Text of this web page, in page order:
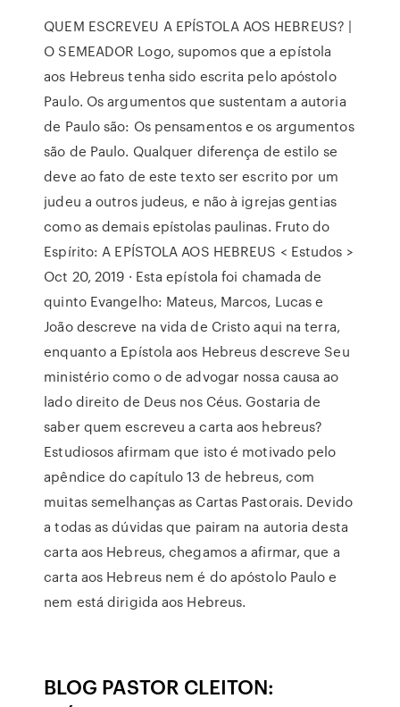
QUEM ESCREVEU A EPÍSTOLA AOS HEBREUS? |
O SEMEADOR Logo, supomos que a epístola
aos Hebreus tenha sido escrita pelo apóstolo
Paulo. Os argumentos que sustentam a autoria
de Paulo são: Os pensamentos e os argumentos
são de Paulo. Qualquer diferença de estilo se
deve ao fato de este texto ser escrito por um
judeu a outros judeus, e não à igrejas gentias
como as demais epístolas paulinas. Fruto do
Espírito: A EPÍSTOLA AOS HEBREUS < Estudos >
Oct 20, 2019 · Esta epístola foi chamada de
quinto Evangelho: Mateus, Marcos, Lucas e
João descreve na vida de Cristo aqui na terra,
enquanto a Epístola aos Hebreus descreve Seu
ministério como o de advogar nossa causa ao
lado direito de Deus nos Céus. Gostaria de
saber quem escreveu a carta aos hebreus?
Estudiosos afirmam que isto é motivado pelo
apêndice do capítulo 13 de hebreus, com
muitas semelhanças as Cartas Pastorais. Devido
a todas as dúvidas que pairam na autoria desta
carta aos Hebreus, chegamos a afirmar, que a
carta aos Hebreus nem é do apóstolo Paulo e
nem está dirigida aos Hebreus.
BLOG PASTOR CLEITON: